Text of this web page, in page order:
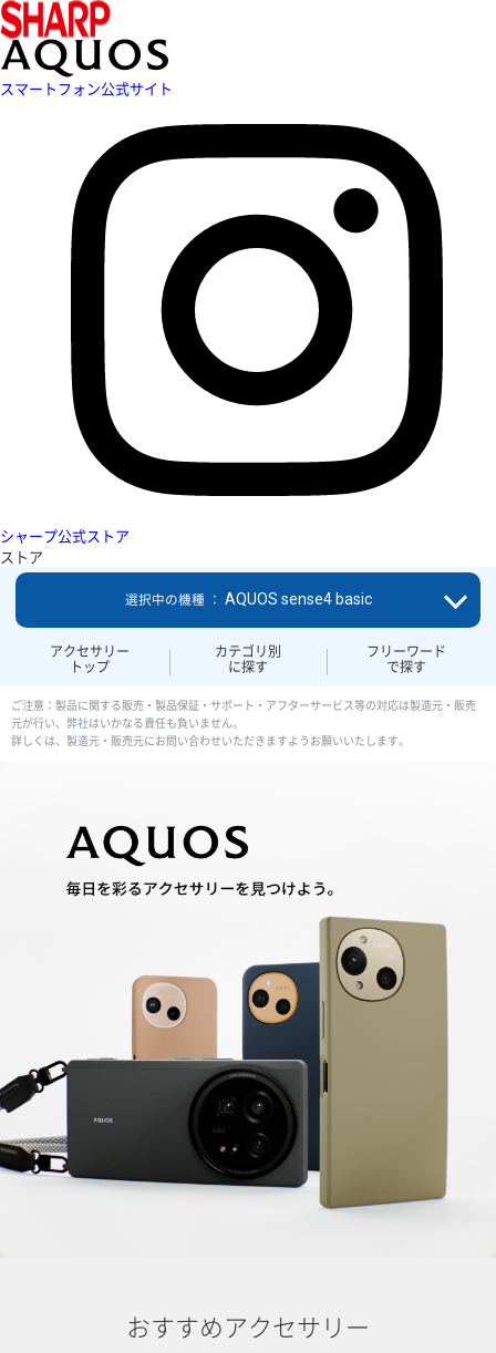
スマートフォン公式サイト
シャープ公式ストア
ストア
アクセサリー
トップ
カテゴリ別
に探す
フリーワード
で探す
選択中の機種 ： AQUOS sense4 basic
ご注意：製品に関する販売・製品保証・サポート・アフターサービス等の対応は製造元・販売
元が行い、弊社はいかなる責任も負いません。
詳しくは、製造元・販売元にお問い合わせいただきますようお願いいたします。
おすすめアクセサリー